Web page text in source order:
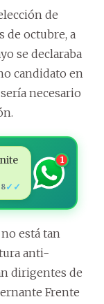
de
de octubre, a
se declaraba
candidato en
necesario
✓✓
1
está tan
anti-
dirigentes de
Frente